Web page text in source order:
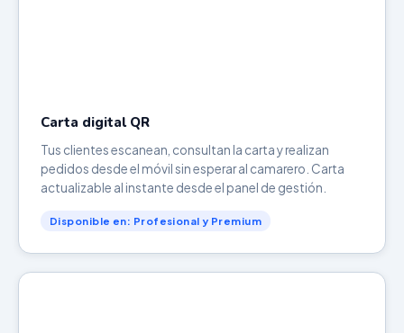
Carta digital QR
Tus clientes escanean, consultan la carta y realizan
pedidos desde el móvil sin esperar al camarero. Carta
actualizable al instante desde el panel de gestión.
Disponible en: Profesional y Premium